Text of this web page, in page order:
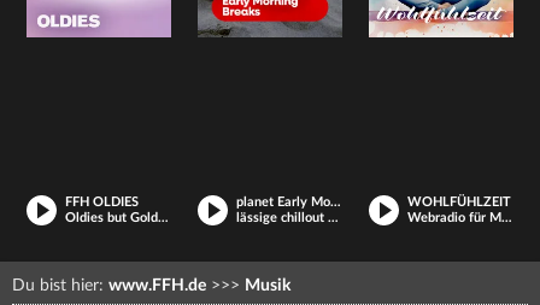
FFH OLDIES
Oldies but Goldies aus den 60ern und 70ern
planet Early Morning Breaks
lässige chillout beats und loungige deep house tracks im mix
WOHLFÜHLZEIT
Webradio für Meditation und Entspannung
Du bist hier: www.FFH.de >>> Musik